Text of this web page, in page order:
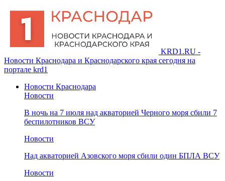
KRD1.RU -
Новости Краснодара и Краснодарского края сегодня на
портале krd1
Новости Краснодара
Новости
В ночь на 7 июля над акваторией Черного моря сбили 7
беспилотников ВСУ
Новости
Над акваторией Азовского моря сбили один БПЛА ВСУ
Новости